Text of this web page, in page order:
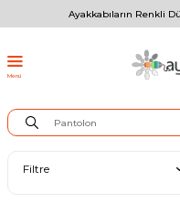
Ayakkabıların Renkli
Menü
Filtre